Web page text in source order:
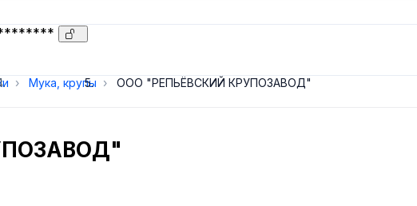
Мука, крупы ООО "РЕПЬЁВСКИЙ КРУПОЗАВОД"